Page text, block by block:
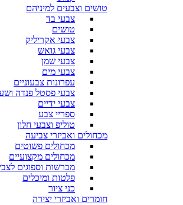
טושים וצבעים למיניהם
צבעי בד
טושים
צבעי אקריליק
צבעי גואש
צבעי שמן
צבעי מים
עפרונות צבעוניים
צבעי פסטל פנדה
צבעי ידיים
ספריי צבע
טוליפ וצבעי חלון
מכחולים ואביזרי צביעה
מכחולים פשוטים
מכחולים מקצועיים
מברשות וספוגים
פלטות ומיכלים
כני ציור
חומרים ואביזרי יצירה